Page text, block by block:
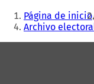
Estás
aquí:
Página de inicio
Archivo